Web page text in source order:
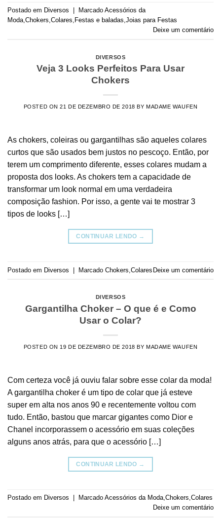
Postado em Diversos Marcado Acessórios da
Moda Chokers Colares Festas e baladas Joias para Festas
Deixe um comentário
DIVERSOS
Veja 3 Looks Perfeitos Para Usar
Chokers
POSTED ON21 DE DEZEMBRO DE 2018 BY MADAME WAUFEN
As chokers, coleiras ou gargantilhas são aqueles colares
curtos que são usados bem justos no pescoço. Então, por
terem um comprimento diferente, esses colares mudam a
proposta dos looks. As chokers tem a capacidade de
transformar um look normal em uma verdadeira
composição fashion. Por isso, a gente vai te mostrar 3
tipos de looks […]
CONTINUAR LENDO →
Postado em Diversos | Marcado Chokers Colares Deixe um comentário
DIVERSOS
Gargantilha Choker – O que é e Como
Usar o Colar?
POSTED ON 19 DE DEZEMBRO DE 2018 BY MADAME WAUFEN
Com certeza você já ouviu falar sobre esse colar da moda!
A gargantilha choker é um tipo de colar que já esteve
super em alta nos anos 90 e recentemente voltou com
tudo. Então, bastou que marcar gigantes como Dior e
Chanel incorporassem o acessório em suas coleções
alguns anos atrás, para que o acessório […]
CONTINUAR LENDO →
Postado em Diversos Marcado Acessórios da Moda,Chokers,Colares
Deixe um comentário